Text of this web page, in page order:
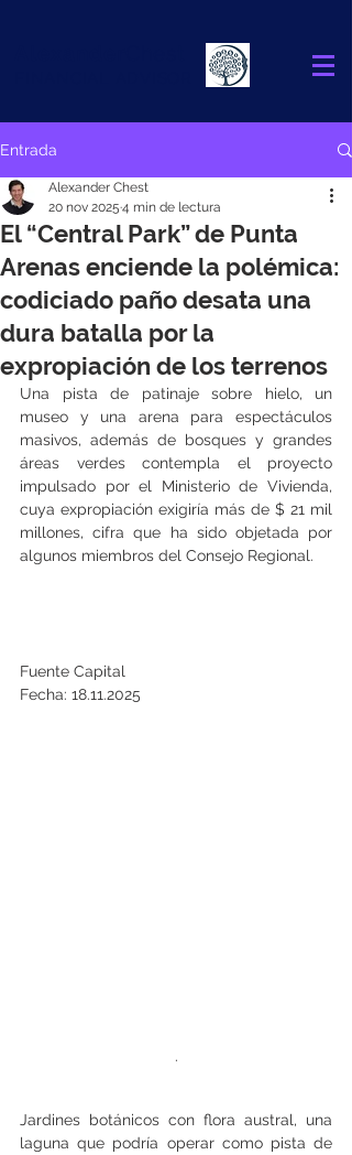
Entrada
El “Central Park” de Punta
Arenas enciende la polémica:
codiciado paño desata una
dura batalla por la
expropiación de los terrenos
Alexander Chest
20 nov 2025 4 min de lectura
Una pista de patinaje sobre hielo, un
museo y una arena para espectáculos
masivos, además de bosques y grandes
áreas verdes contempla el proyecto
impulsado por el Ministerio de Vivienda,
cuya expropiación exigiría más de $ 21 mil
millones, cifra que ha sido objetada por
algunos miembros del Consejo Regional.
Fuente Capital
Fecha: 18.11.2025
.
Jardines botánicos con flora austral, una
laguna que podría operar como pista de